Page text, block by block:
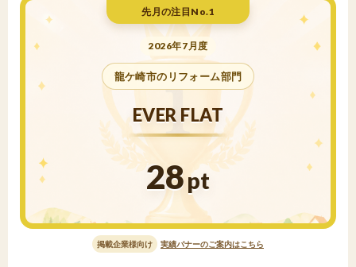
先月の注目No.1
2026年7月度
龍ケ崎市のリフォーム部門
EVER FLAT
28pt
掲載企業様向け 実績バナーのご案内はこちら